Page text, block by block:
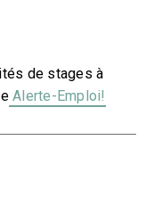
de stages à
Alerte-Emploi!